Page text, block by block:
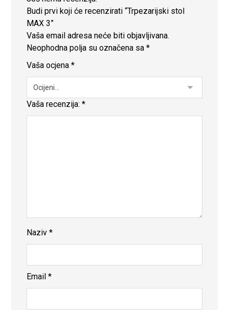
Budi prvi koji će recenzirati “Trpezarijski stol
MAX 3”
Vaša email adresa neće biti objavljivana.
Neophodna polja su označena sa*
Vaša ocjena*
Vaša recenzija:*
Naziv*
Email*